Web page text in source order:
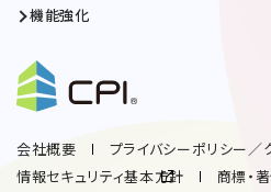
機能強化
会社概要
プライバシーポリシー／
情報セキュリティ基本方針
商標・